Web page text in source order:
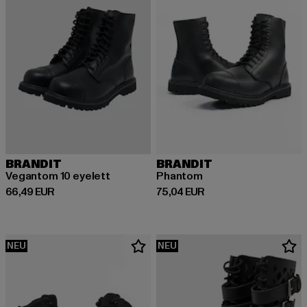
BRANDIT
Vegantom 10 eyelett
66,49 EUR
Derzeitiger Preis: 66,49 EUR
BRANDIT
Phantom
75,04 EUR
Derzeitiger Preis: 75,04 EUR
NEU NEU